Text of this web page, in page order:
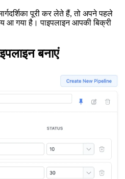
पूरी कर लेते हैं, तो अपने पहले
आ गया है। पाइपलाइन आपकी बिक्री
बनाएं